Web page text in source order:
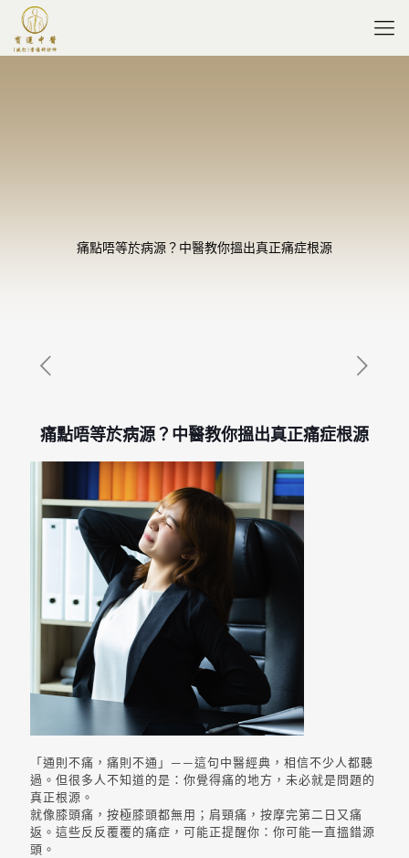
痛點唔等於病源？中醫教你搵出真正痛症根源
痛點唔等於病源？中醫教你搵出真正痛症根源
「通則不痛，痛則不通」——這句中醫經典，相信不少人都聽
過。但很多人不知道的是：你覺得痛的地方，未必就是問題的
真正根源。
就像膝頭痛，按極膝頭都無用；肩頸痛，按摩完第二日又痛
返。這些反反覆覆的痛症，可能正提醒你：你可能一直搵錯源
頭。